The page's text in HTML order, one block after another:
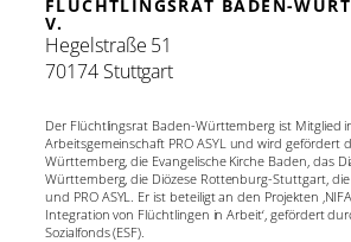
FLÜCHTLINGSRAT BADEN-
V.
Hegelstraße 51
70174 Stuttgart
Der Flüchtlingsrat Baden-Württemberg ist Mitglied
Arbeitsgemeinschaft PRO ASYL und wird gefördert
Württemberg, die Evangelische Kirche Baden, das
Württemberg, die Diözese Rottenburg-Stuttgart,
und PRO ASYL. Er ist beteiligt an den Projekten
Integration von Flüchtlingen in Arbeit‘, gefördert
Sozialfonds (ESF).